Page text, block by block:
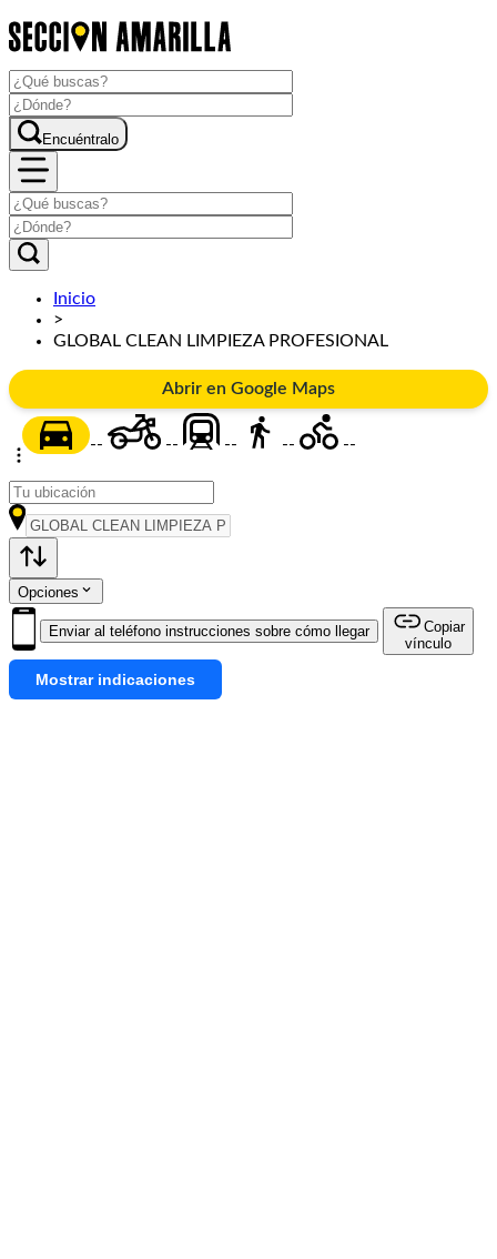
Encuéntralo
Inicio
>
GLOBAL CLEAN LIMPIEZA PROFESIONAL
Abrir en Google Maps
-- -- -- -- --
Opciones
Enviar al teléfono instrucciones sobre cómo llegar
Copiar
vínculo
Mostrar indicaciones